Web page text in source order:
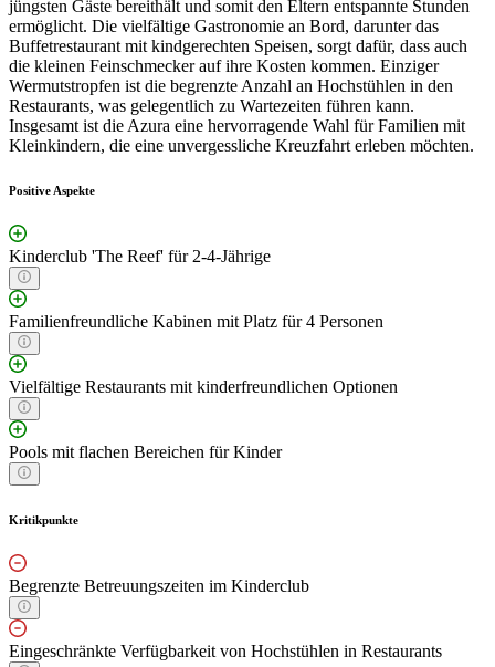
jüngsten Gäste bereithält und somit den Eltern entspannte Stunden
ermöglicht. Die vielfältige Gastronomie an Bord, darunter das
Buffetrestaurant mit kindgerechten Speisen, sorgt dafür, dass auch
die kleinen Feinschmecker auf ihre Kosten kommen. Einziger
Wermutstropfen ist die begrenzte Anzahl an Hochstühlen in den
Restaurants, was gelegentlich zu Wartezeiten führen kann.
Insgesamt ist die Azura eine hervorragende Wahl für Familien mit
Kleinkindern, die eine unvergessliche Kreuzfahrt erleben möchten.
Positive Aspekte
Kinderclub 'The Reef' für 2-4-Jährige
Familienfreundliche Kabinen mit Platz für 4 Personen
Vielfältige Restaurants mit kinderfreundlichen Optionen
Pools mit flachen Bereichen für Kinder
Kritikpunkte
Begrenzte Betreuungszeiten im Kinderclub
Eingeschränkte Verfügbarkeit von Hochstühlen in Restaurants